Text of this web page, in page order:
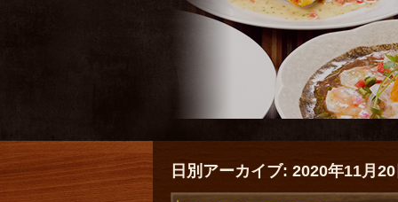
日別アーカイブ: 2020年11月